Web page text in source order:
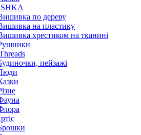
по дереву
на пластику
хрестиком на тканині
пейзажі